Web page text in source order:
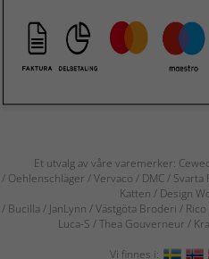
Et utvalg av våre varemerker:
/ Oehlenschläger / Vervaco / DMC /
Katten / Design
/ Bucilla / JanLynn / Västgöta Broderi /
Luca-S / Thea Gouverneur /
Vi finnes i: